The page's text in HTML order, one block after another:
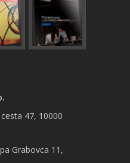
47, 10000
Grabovca 11,